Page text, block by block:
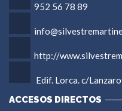
952 56 78 89
http://
Edif. Lorca. c/
ACCESOS DIRECTOS